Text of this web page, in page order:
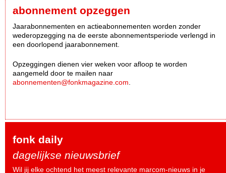
abonnement opzeggen
Jaarabonnementen en actieabonnementen worden zonder
wederopzegging na de eerste abonnementsperiode verlengd in
een doorlopend jaarabonnement.
Opzeggingen dienen vier weken voor afloop te worden
aangemeld door te mailen naar
abonnementen@fonkmagazine.com
fonk daily
dagelijkse nieuwsbrief
Wil jij elke ochtend het meest relevante marcom-nieuws in je